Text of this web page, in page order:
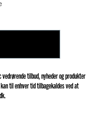
tilbud, nyheder og produkter
til enhver tid tilbagekaldes ved at